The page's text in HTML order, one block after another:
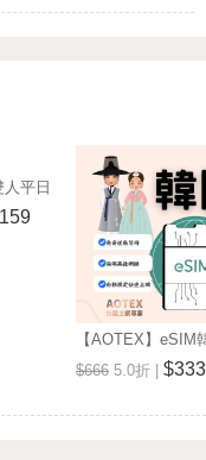
平日
景湯房
【AOTEX】eSIM
無限高速網路吃到
券(MO)
$666 5.0折 | $333